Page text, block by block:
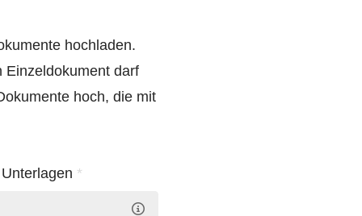
hochladen.
Einzeldokument darf
hoch, die mit
*